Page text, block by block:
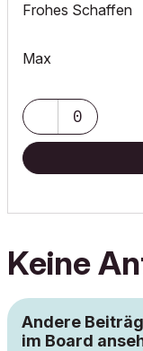
Frohes Schaffen
Max
0
Keine
Andere
im Board